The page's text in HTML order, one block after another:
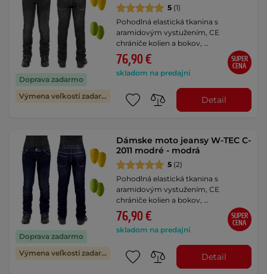
Doprava zadarmo
Výmena veľkosti zadarmo
5 (1)
Pohodlná elastická tkanina s
aramidovým vystužením, CE
chrániče kolien a bokov, …
76,90 €
skladom na predajni
SUPER
CENA
Detail
Doprava zadarmo
Výmena veľkosti zadarmo
Dámske moto jeansy W-TEC C-
2011 modré - modrá
5 (2)
Pohodlná elastická tkanina s
aramidovým vystužením, CE
chrániče kolien a bokov, …
76,90 €
skladom na predajni
SUPER
CENA
Detail